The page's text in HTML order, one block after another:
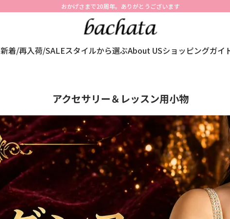
おかげさまで20周年。ありがとうございます
新着/再入荷/SALEスタイルから選ぶAbout USショッピングガイ
アクセサリー＆レッスン用小物